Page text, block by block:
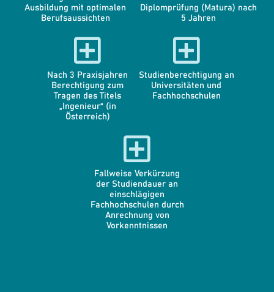
Ausbildung mit optimalen
Berufsaussichten
Diplomprüfung (Matura) nach
5 Jahren
Nach 3 Praxisjahren
Berechtigung zum
Tragen des Titels
„Ingenieur“ (in
Österreich)
Studienberechtigung an
Universitäten und
Fachhochschulen
Fallweise Verkürzung
der Studiendauer an
einschlägigen
Fachhochschulen durch
Anrechnung von
Vorkenntnissen